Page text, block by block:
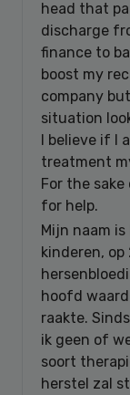
head that
discharge
finance to
boost my
company
situation
I believe if I
treatment
For the
for help.
Mijn naam
kinderen,
hoofd
raakte.
ik geen of
soort
herstel zal